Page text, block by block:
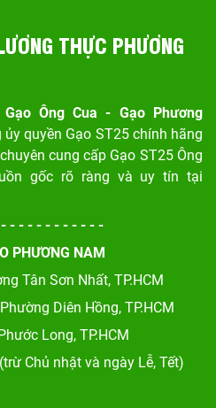
THỰC PHƯƠNG
Ông Cua - Gạo Phương
ủy quyền Gạo ST25 chính hãng
cung cấp Gạo ST25 Ông
gốc rõ ràng và uy tín tại
- - - - - - - - - - -
PHƯƠNG NAM
Tân Sơn Nhất, TP.HCM
Diên Hồng, TP.HCM
Long, TP.HCM
Chủ nhật và ngày Lễ, Tết)